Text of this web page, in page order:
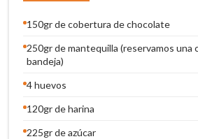
150gr de cobertura de chocolate
250gr de mantequilla (reservamos una
bandeja)
4 huevos
120gr de harina
225gr de azúcar